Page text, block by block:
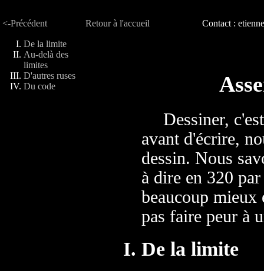
<-Précédent Retour à l'accueil Contact :
De la limite
Au-delà des
limites
D'autres ruses
Du code
Dessiner,
avant d'écrire,
dessin. Nous
à dire en 320
beaucoup
pas faire peur à
De la limite